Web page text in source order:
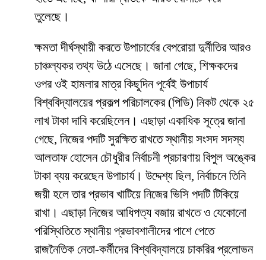
তুলেছে।
​ক্ষমতা দীর্ঘস্থায়ী করতে উপাচার্যের বেপরোয়া দুর্নীতির আরও
চাঞ্চল্যকর তথ্য উঠে এসেছে। জানা গেছে, শিক্ষকদের
ওপর ওই হামলার মাত্র কিছুদিন পূর্বেই উপাচার্য
বিশ্ববিদ্যালয়ের প্রকল্প পরিচালকের (পিডি) নিকট থেকে ২৫
লাখ টাকা দাবি করেছিলেন। এছাড়া একাধিক সূত্রে জানা
গেছে, নিজের পদটি সুরক্ষিত রাখতে স্থানীয় সংসদ সদস্য
আলতাফ হোসেন চৌধুরীর নির্বাচনী প্রচারণায় বিপুল অঙ্কের
টাকা ব্যয় করেছেন উপাচার্য। উদ্দেশ্য ছিল, নির্বাচনে তিনি
জয়ী হলে তার প্রভাব খাটিয়ে নিজের ভিসি পদটি টিকিয়ে
রাখা। এছাড়া নিজের আধিপত্য বজায় রাখতে ও যেকোনো
পরিস্থিতিতে স্থানীয় প্রভাবশালীদের পাশে পেতে
রাজনৈতিক নেতা-কর্মীদের বিশ্ববিদ্যালয়ে চাকরির প্রলোভন